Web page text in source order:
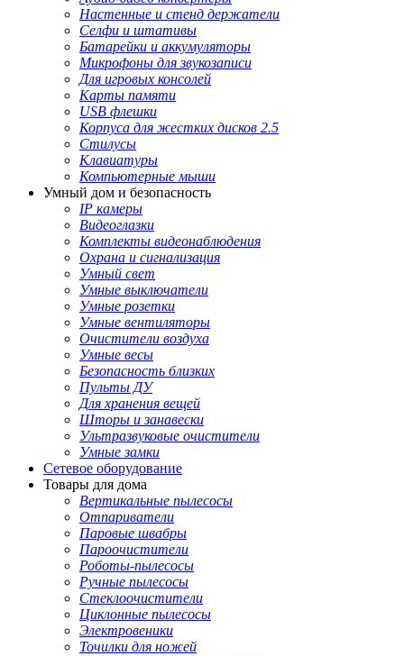
Настенные и стенд держатели
Селфи и штативы
Батарейки и аккумуляторы
Микрофоны для звукозаписи
Для игровых консолей
Карты памяти
USB флешки
Корпуса для жестких дисков 2.5
Стилусы
Клавиатуры
Компьютерные мыши
Умный дом и безопасность
IP камеры
Видеоглазки
Комплекты видеонаблюдения
Охрана и сигнализация
Умный свет
Умные выключатели
Умные розетки
Умные вентиляторы
Очистители воздуха
Умные весы
Безопасность близких
Пульты ДУ
Для хранения вещей
Шторы и занавески
Ультразвуковые очистители
Умные замки
Сетевое оборудование
Товары для дома
Вертикальные пылесосы
Отпариватели
Паровые швабры
Пароочистители
Роботы-пылесосы
Ручные пылесосы
Стеклоочистители
Циклонные пылесосы
Электровеники
Точилки для ножей